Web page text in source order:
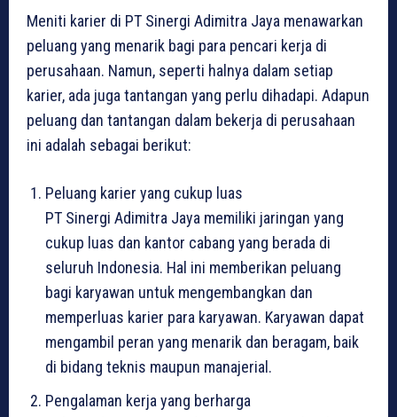
Meniti karier di PT Sinergi Adimitra Jaya menawarkan
peluang yang menarik bagi para pencari kerja di
perusahaan. Namun, seperti halnya dalam setiap
karier, ada juga tantangan yang perlu dihadapi. Adapun
peluang dan tantangan dalam bekerja di perusahaan
ini adalah sebagai berikut:
Peluang karier yang cukup luas
PT Sinergi Adimitra Jaya memiliki jaringan yang
cukup luas dan kantor cabang yang berada di
seluruh Indonesia. Hal ini memberikan peluang
bagi karyawan untuk mengembangkan dan
memperluas karier para karyawan. Karyawan dapat
mengambil peran yang menarik dan beragam, baik
di bidang teknis maupun manajerial.
Pengalaman kerja yang berharga